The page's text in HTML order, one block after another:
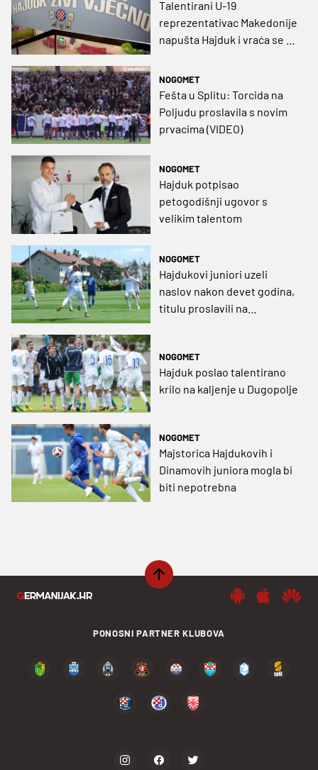
Talentirani U-19
reprezentativac Makedonije
napušta Hajduk i vraća se u
NOGOMET
Fešta u Splitu: Torcida na
Poljudu proslavila s novim
prvacima (VIDEO)
NOGOMET
Hajduk potpisao
petogodišnji ugovor s
velikim talentom
NOGOMET
Hajdukovi juniori uzeli
naslov nakon devet godina,
titulu proslavili na
NOGOMET
Hajduk poslao talentirano
krilo na kaljenje u Dugopolje
NOGOMET
Majstorica Hajdukovih i
Dinamovih juniora mogla bi
biti nepotrebna
PONOSNI PARTNER KLUBOVA